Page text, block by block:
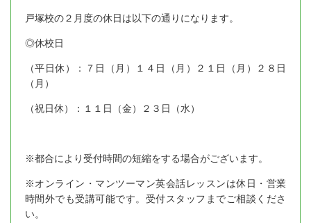
戸塚校の２月度の休日は以下の通りになります。
◎休校日
（平日休）：７日（月）１４日（月）２１日（月）２８日
（月）
（祝日休）：１１日（金）２３日（水）
※都合により受付時間の短縮をする場合がございます。
※オンライン・マンツーマン英会話レッスンは休日・営業
時間外でも受講可能です。受付スタッフまでご相談くださ
い。